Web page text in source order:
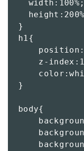
  width:100%;
}
h1{
z-
}
body{